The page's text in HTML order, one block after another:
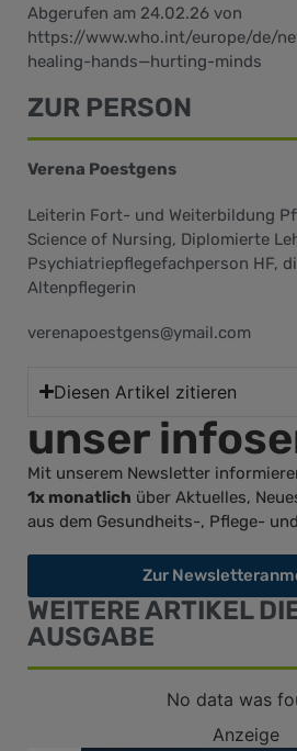
Abgerufen am 24.02.26 von
https://www.who.int/europe/de/
healing-hands—hurting-minds
ZUR PERSON
Verena Poestgens
Leiterin Fort- und Weiterbildung
Science of Nursing, Diplomierte
Psychiatriepflegefachperson HF,
Altenpflegerin
verenapoestgens@ymail.com
Diesen Artikel zitieren
unser
Mit unserem Newsletter
1x monatlich über Aktuelles,
aus dem Gesundheits-, Pflege-
Zur
WEITERE ARTIKEL
AUSGABE
No data was
Anzeige